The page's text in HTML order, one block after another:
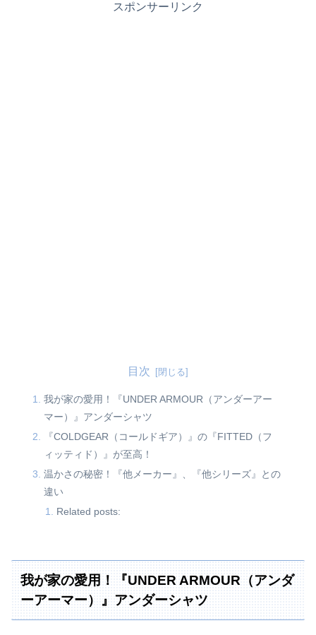
スポンサーリンク
目次
我が家の愛用！『UNDER ARMOUR（アンダーアー
マー）』アンダーシャツ
『COLDGEAR（コールドギア）』の『FITTED（フ
ィッティド）』が至高！
温かさの秘密！『他メーカー』、『他シリーズ』との
違い
Related posts:
我が家の愛用！『UNDER ARMOUR（アンダ
ーアーマー）』アンダーシャツ